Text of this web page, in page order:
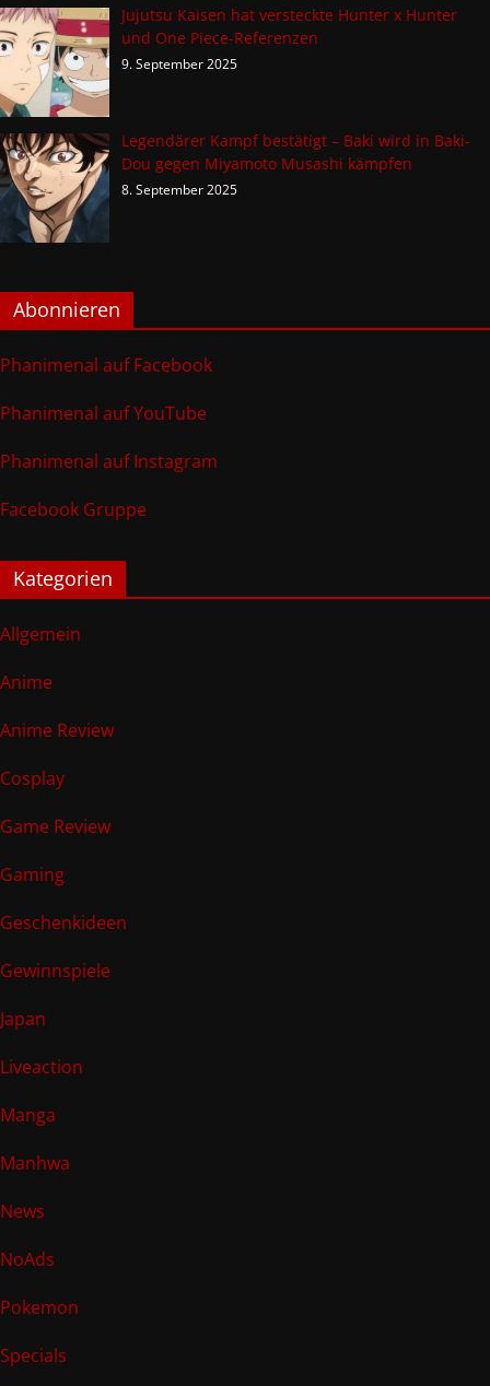
Jujutsu Kaisen hat versteckte Hunter x Hunter
und One Piece-Referenzen
9. September 2025
Legendärer Kampf bestätigt – Baki wird in Baki-
Dou gegen Miyamoto Musashi kämpfen
8. September 2025
Abonnieren
Phanimenal auf Facebook
Phanimenal auf YouTube
Phanimenal auf Instagram
Facebook Gruppe
Kategorien
Allgemein
Anime
Anime Review
Cosplay
Game Review
Gaming
Geschenkideen
Gewinnspiele
Japan
Liveaction
Manga
Manhwa
News
NoAds
Pokemon
Specials